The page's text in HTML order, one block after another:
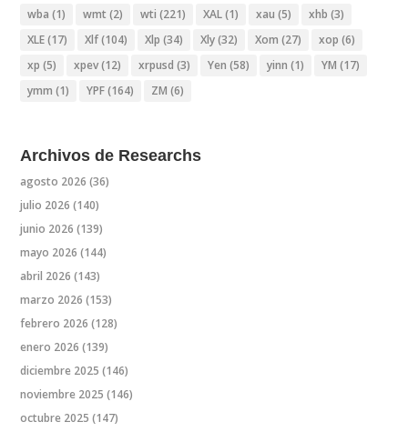
wba (1) wmt (2) wti (221) XAL(1) xau (5) xhb (3)
XLE(17) Xlf(104) Xlp (34) Xly(32) Xom (27) xop (6)
xp (5) xpev(12) xrpusd (3) Yen (58) yinn (1) YM (17)
ymm (1) YPF(164) ZM (6)
Archivos de Researchs
agosto 2026 (36)
julio 2026 (140)
junio 2026 (139)
mayo 2026 (144)
abril 2026 (143)
marzo 2026 (153)
febrero 2026 (128)
enero 2026 (139)
diciembre 2025 (146)
noviembre 2025 (146)
octubre 2025 (147)